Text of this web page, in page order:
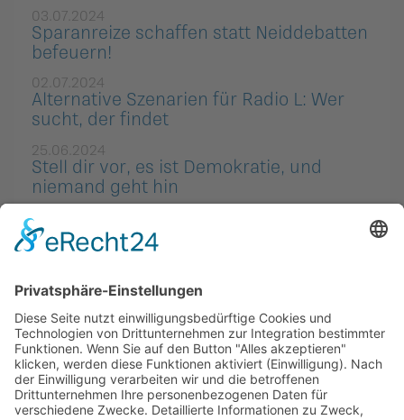
03.07.2024
Sparanreize schaffen statt Neiddebatten
befeuern!
02.07.2024
Alternative Szenarien für Radio L: Wer
sucht, der findet
25.06.2024
Stell dir vor, es ist Demokratie, und
niemand geht hin
21.05.2024
IWF: Das Problem mit der Geschichte
Wie lange klappt die Hinhaltestrategie?